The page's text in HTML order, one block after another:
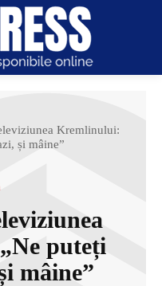
Kremlinului:
și mâine”
puteți
mâine”